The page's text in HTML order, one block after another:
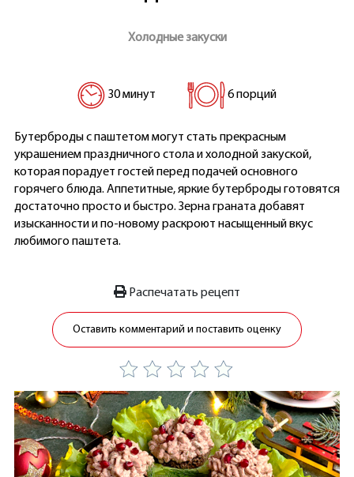
Холодные закуски
30 минут 6 порций
Бутерброды с паштетом могут стать прекрасным
украшением праздничного стола и холодной закуской,
которая порадует гостей перед подачей основного
горячего блюда. Аппетитные, яркие бутерброды готовятся
достаточно просто и быстро. Зерна граната добавят
изысканности и по-новому раскроют насыщенный вкус
любимого паштета.
Распечатать рецепт
Оставить комментарий и поставить оценку